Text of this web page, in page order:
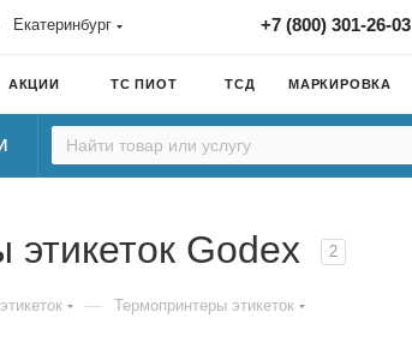
Екатеринбург +7 (800) 301-26-03
АКЦИИ ТС ПИОТ ТСД МАРКИРОВКА
Godex 2
— Термопринтеры этикеток